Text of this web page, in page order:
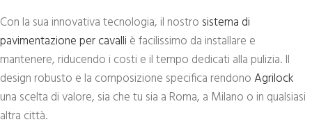
Con la sua innovativa tecnologia, il nostro sistema di
pavimentazione per cavalli è facilissimo da installare e
mantenere, riducendo i costi e il tempo dedicati alla pulizia. Il
design robusto e la composizione specifica rendonoAgrilock
una scelta di valore, sia che tu sia a Roma, a Milano o in qualsiasi
altra città.